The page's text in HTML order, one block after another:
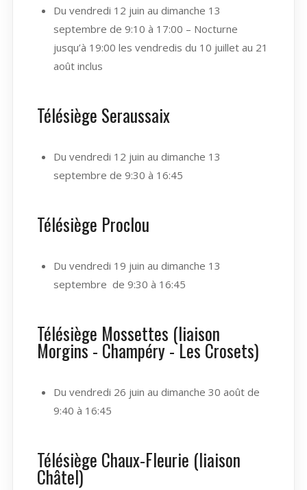
Du vendredi 12 juin au dimanche 13
septembre de 9:10 à 17:00 – Nocturne
jusqu’à 19:00 les vendredis du 10 juillet au 21
août inclus
Télésiège Seraussaix
Du vendredi 12 juin au dimanche 13
septembre de 9:30 à 16:45
Télésiège Proclou
Du vendredi 19 juin au dimanche 13
septembre de 9:30 à 16:45
Télésiège Mossettes (liaison
Morgins - Champéry - Les Crosets)
Du vendredi 26 juin au dimanche 30 août de
9:40 à 16:45
Télésiège Chaux-Fleurie (liaison
Châtel)